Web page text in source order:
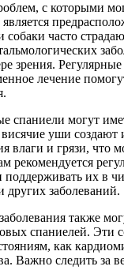
с которыми
собаки часто
зрения.
лечение
спаниели могут
уши создают
влаги и грязи, что
рекомендуется
их в
других заболеваний.
также
спаниелей. Эти
как
Важно следить за